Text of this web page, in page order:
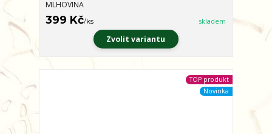
MLHOVINA
399 Kč/ks skladem
Zvolit variantu
TOP produkt
Novinka